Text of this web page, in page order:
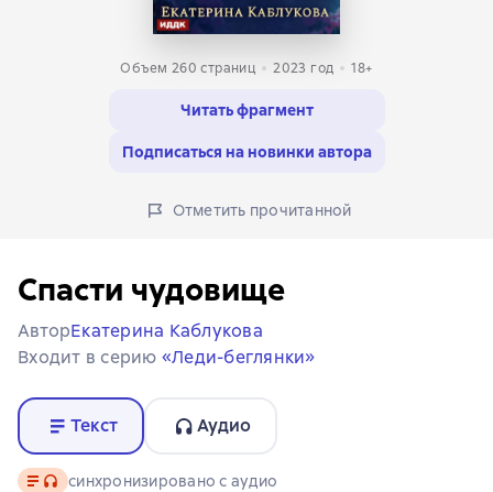
Объем 260 страниц 2023 год 18+
Читать фрагмент
Подписаться на новинки автора
Отметить прочитанной
Спасти чудовище
АвторЕкатерина Каблукова
Входит в серию «Леди-беглянки»
Текст Аудио
Текст, доступен аудиоформат
синхронизировано с аудио